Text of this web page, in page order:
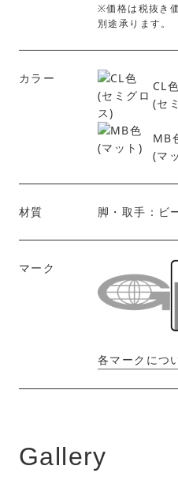
※価格は税抜き
別途承ります。
カラー
CL色
(セ
MB
(マ
材質 脚・取手：ビ
マーク
各マークにつ
Gallery